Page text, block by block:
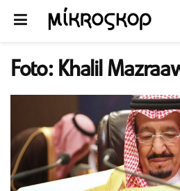
Foto: Khalil